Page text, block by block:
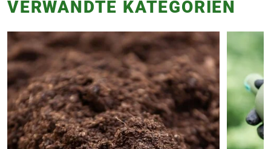
VERWANDTE KATEGORIEN